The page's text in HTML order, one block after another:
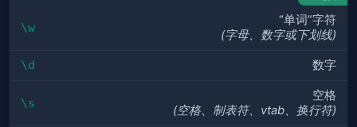
\w
“单词”字符
(字母、数字或下划线)
\d 数字
\s
空格
(空格、制表符、vtab、换行符)